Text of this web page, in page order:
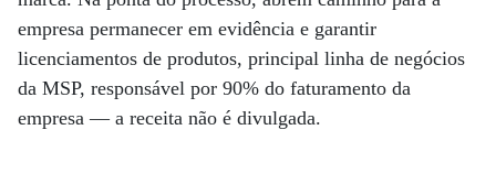
empresa permanecer em evidência e garantir
licenciamentos de produtos, principal linha de negócios
da MSP, responsável por 90% do faturamento da
empresa — a receita não é divulgada.